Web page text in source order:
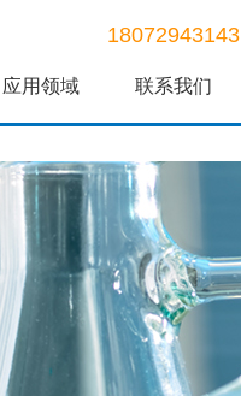
18072943143
应用领域 联系我们